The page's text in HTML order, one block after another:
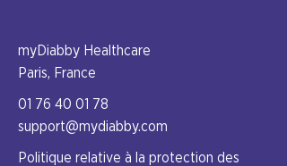
myDiabby Healthcare
Paris, France
01 76 40 01 78
support@mydiabby.com
Politique relative à la protection des